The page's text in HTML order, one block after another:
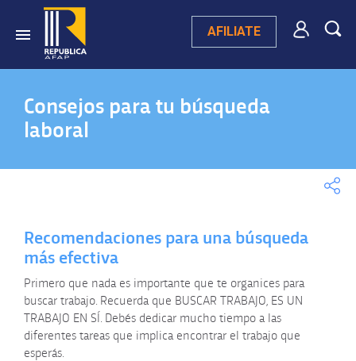
AFILIATE
Consejos para tu búsqueda
laboral
Recomendaciones para una búsqueda
más efectiva
Primero que nada es importante que te organices para
buscar trabajo. Recuerda que BUSCAR TRABAJO, ES UN
TRABAJO EN SÍ. Debés dedicar mucho tiempo a las
diferentes tareas que implica encontrar el trabajo que
esperás.